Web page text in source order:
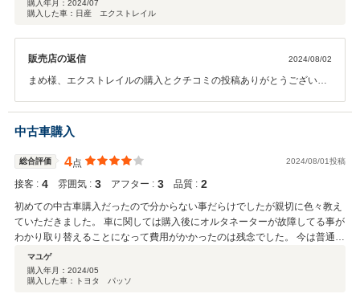
購入年月： 2024/07
購入した車：日産 エクストレイル
販売店の返信 2024/08/02
まめ様、エクストレイルの購入とクチコミの投稿ありがとうございま
お願いしております。 ご契約から納車までもスムーズにできました。
のーすくんからの豆のプレゼントも喜んでいただけてうれしいです！
今後のカーライフもおまかせください。ありがとうございました！
中古車購入
総合評価 4点 2024/08/01投稿
接客 : 4 雰囲気 : 3 アフター : 3 品質 : 2
初めての中古車購入だったので分からない事だらけでしたが親切に色々教え
ていただきました。 車に関しては購入後にオルタネーターが故障してる事が
わかり取り替えることになって費用がかかったのは残念でした。 今は普通に
乗れています。
マユゲ
購入年月： 2024/05
購入した車：トヨタ パッソ